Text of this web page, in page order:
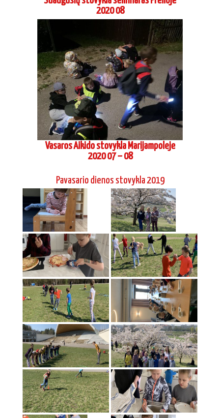
2020 08
Vasaros Aikido stovykla Marijampoleje
2020 07 – 08
Pavasario dienos stovykla 2019